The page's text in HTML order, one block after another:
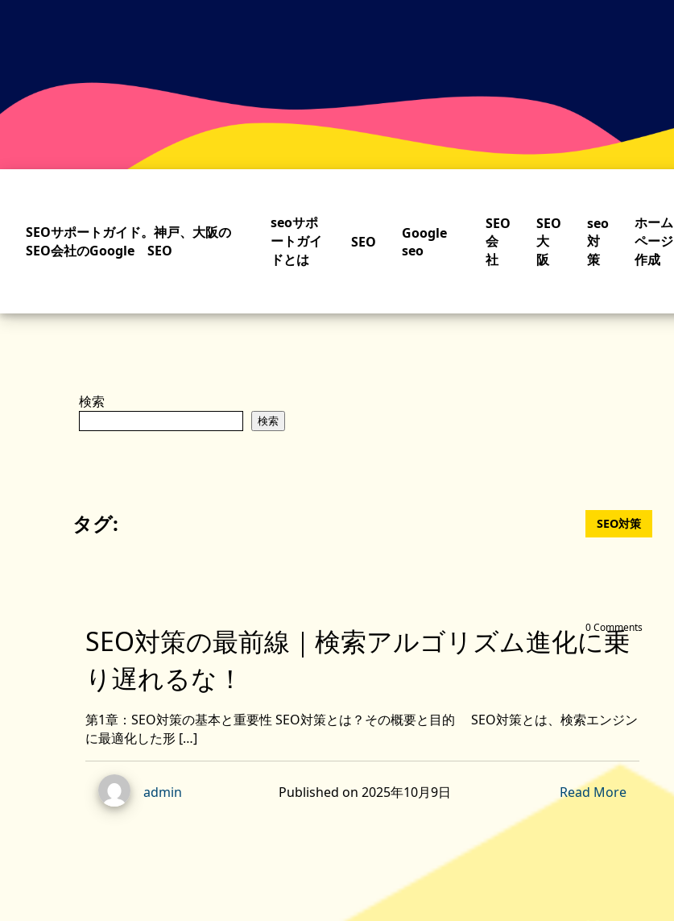
SEOサポートガイド。神戸、大阪の
SEO会社のGoogle SEO
seoサポ
ートガイ
ドとは
SEO
Google
seo
SEO
会
社
SEO
大
阪
seo
対
策
ホーム
ページ
作成
検索
検索
タグ: SEO対策
0 Comments
SEO対策の最前線｜検索アルゴリズム進化に乗
り遅れるな！
第1章：SEO対策の基本と重要性 SEO対策とは？その概要と目的 SEO対策とは、検索エンジン
に最適化した形 […]
admin Published on 2025年10月9日 Read More